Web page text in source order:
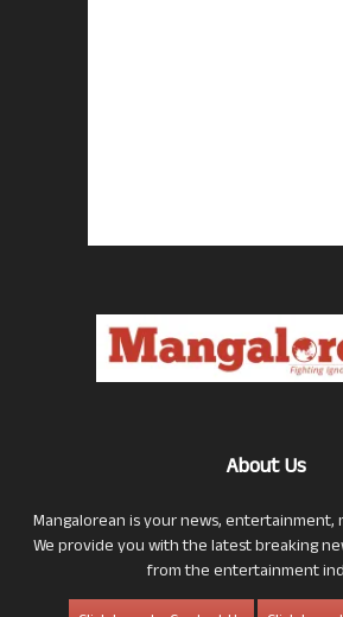
About Us
Mangalorean is your news, entertainment,
We provide you with the latest breaking
from the entertainment